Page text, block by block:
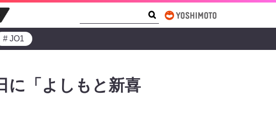
# JO1
に「よしもと新喜